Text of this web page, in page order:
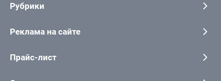
Рубрики
Реклама на сайте
Прайс-лист